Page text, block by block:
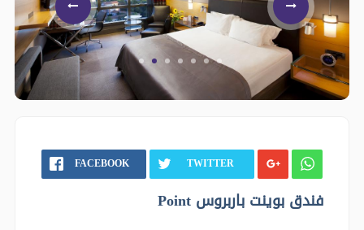
FACEBOOK TWITTER
فندق بوينت باربروس Point